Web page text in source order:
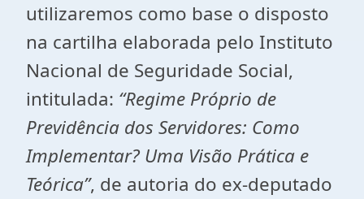
utilizaremos como base o disposto
na cartilha elaborada pelo Instituto
Nacional de Seguridade Social,
intitulada: “Regime Próprio de
Previdência dos Servidores: Como
Implementar? Uma Visão Prática e
Teórica”, de autoria do ex-deputado